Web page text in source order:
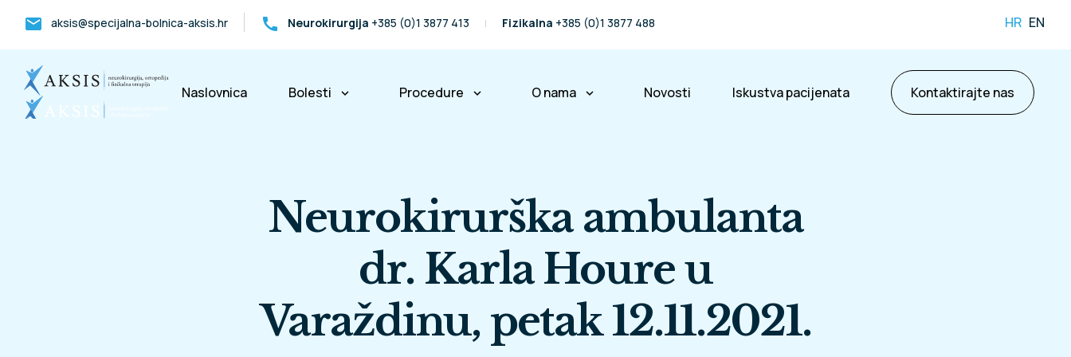
mail aksis@specijalna-bolnica-aksis.hr call Neurokirurgija +385 (0)1 3877 413 Fizikalna +385 (0)1 3877 488 HR EN
Naslovnica Bolesti keyboard_arrow_down Procedure keyboard_arrow_down O nama keyboard_arrow_down
Partneri i prijatelji
Osiguravajuće kuće
Poslovne informacije
Novosti Iskustva pacijenata Kontaktirajte nas
Neurokirurška ambulanta
dr. Karla Houre u
Varaždinu, petak 12.11.2021.